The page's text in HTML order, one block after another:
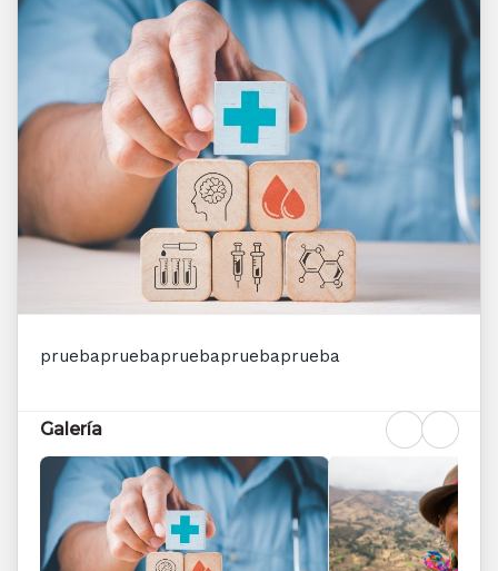
pruebapruebapruebapruebaprueba
Galería